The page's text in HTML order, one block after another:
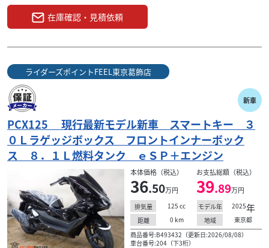
ホンダ ライダーズポイントFEEL東京葛飾店
本体価格:18.50万円（税込）
ビームスマフラー装着のキャブ車です！前後ホイー
ル・フロントフォーク他車流用カスタム！ステップ・
タンク・シートカスタム！買取に力を入れている当店
だからできる...
在庫確認・見積依頼
ライダーズポイントFEEL東京葛飾店
新車
PCX125 現行最新モデル新車 スマートキー ３
０Ｌラゲッジボックス フロントインナーボック
ス ８．１Ｌ燃料タンク ｅＳＰ＋エンジン
本体価格（税込）
36.50万円
お支払総額（税込）
39.89万円
排気量 125 cc モデル年 2025年
距離 0 km 地域
東京都
商品番号:B493432（更新日:2026/08/08）
車台番号:204（下3桁）